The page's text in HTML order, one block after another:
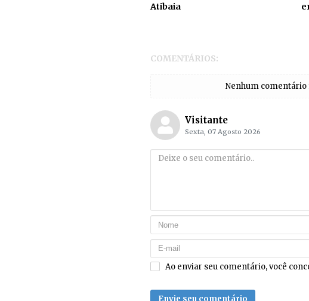
Atibaia
COMENTÁRIOS:
Nenhum
Visitante
Sexta, 07 Agosto 2026
Ao enviar seu comentário, você